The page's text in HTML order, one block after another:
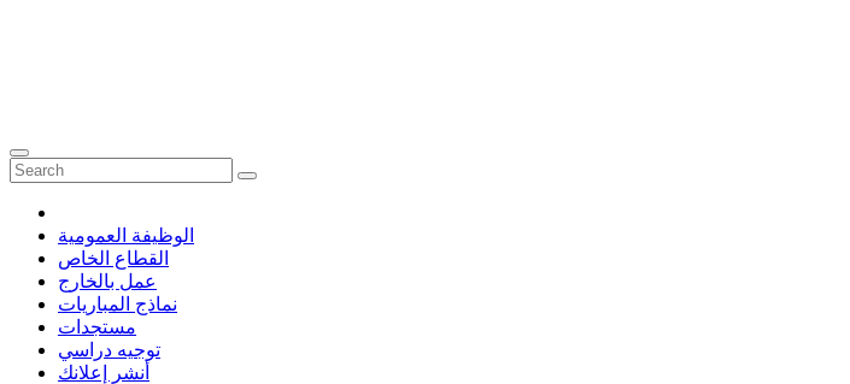
الوظيفة العمومية
القطاع الخاص
عمل بالخارج
نماذج المباريات
مستجدات
توجيه دراسي
أنشر إعلانك